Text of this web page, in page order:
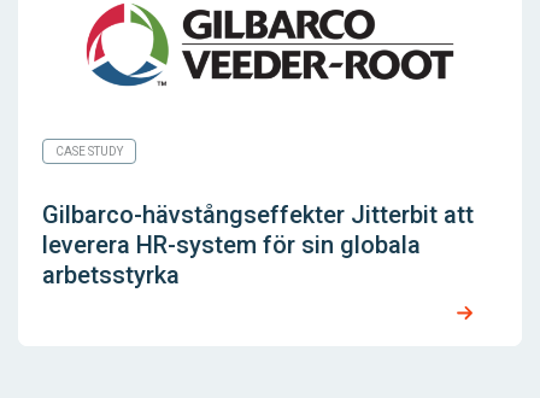
CASE STUDY
Gilbarco-hävstångseffekter Jitterbit att
leverera HR-system för sin globala
arbetsstyrka